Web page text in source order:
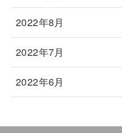
2022年8月
2022年7月
2022年6月